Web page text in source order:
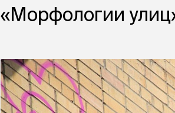
«Морфологии